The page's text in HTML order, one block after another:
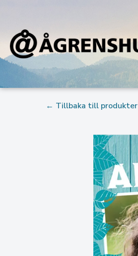
← Tillbaka till produkter